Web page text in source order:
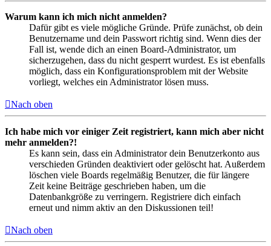
Warum kann ich mich nicht anmelden?
Dafür gibt es viele mögliche Gründe. Prüfe zunächst, ob dein
Benutzername und dein Passwort richtig sind. Wenn dies der
Fall ist, wende dich an einen Board-Administrator, um
sicherzugehen, dass du nicht gesperrt wurdest. Es ist ebenfalls
möglich, dass ein Konfigurationsproblem mit der Website
vorliegt, welches ein Administrator lösen muss.
Nach oben
Ich habe mich vor einiger Zeit registriert, kann mich aber nicht
mehr anmelden?!
Es kann sein, dass ein Administrator dein Benutzerkonto aus
verschieden Gründen deaktiviert oder gelöscht hat. Außerdem
löschen viele Boards regelmäßig Benutzer, die für längere
Zeit keine Beiträge geschrieben haben, um die
Datenbankgröße zu verringern. Registriere dich einfach
erneut und nimm aktiv an den Diskussionen teil!
Nach oben